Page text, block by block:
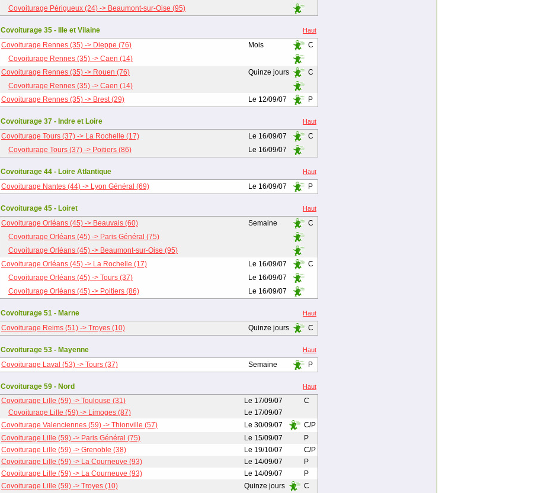
Covoiturage Périgueux (24) -> Beaumont-sur-Oise (95)
Covoiturage 35 - Ille et Vilaine Haut
Covoiturage Rennes (35) -> Dieppe (76) Mois
C
Covoiturage Rennes (35) -> Caen (14)
Covoiturage Rennes (35) -> Rouen (76)
Quinze jours
C
Covoiturage Rennes (35) -> Caen (14)
Covoiturage Rennes (35) -> Brest (29)
Le 12/09/07 P
Covoiturage 37 - Indre et Loire Haut
Covoiturage Tours (37) -> La Rochelle (17) Le 16/09/07
C
Covoiturage Tours (37) -> Poitiers (86)
Le 16/09/07
Covoiturage 44 - Loire Atlantique Haut
Covoiturage Nantes (44) -> Lyon Général (69) Le 16/09/07 P
Covoiturage 45 - Loiret Haut
Covoiturage Orléans (45) -> Beauvais (60) Semaine
C
Covoiturage Orléans (45) -> Paris Général (75)
Covoiturage Orléans (45) -> Beaumont-sur-Oise (95)
Covoiturage Orléans (45) -> La Rochelle (17)
Le 16/09/07
C
Covoiturage Orléans (45) -> Tours (37)
Le 16/09/07
Covoiturage Orléans (45) -> Poitiers (86)
Le 16/09/07
Covoiturage 51 - Marne Haut
Covoiturage Reims (51) -> Troyes (10) Quinze jours C
Covoiturage 53 - Mayenne Haut
Covoiturage Laval (53) -> Tours (37) Semaine P
Covoiturage 59 - Nord Haut
Covoiturage Lille (59) -> Toulouse (31) Le 17/09/07
C
Covoiturage Lille (59) -> Limoges (87)
Le 17/09/07
Covoiturage Valenciennes (59) -> Thionville (57)
Le 30/09/07
C/P
Covoiturage Lille (59) -> Paris Général (75)
Le 15/09/07
P
Covoiturage Lille (59) -> Grenoble (38)
Le 19/10/07
C/P
Covoiturage Lille (59) -> La Courneuve (93)
Le 14/09/07
P
Covoiturage Lille (59) -> La Courneuve (93)
Le 14/09/07
P
Covoiturage Lille (59) -> Troyes (10)
Quinze jours
C